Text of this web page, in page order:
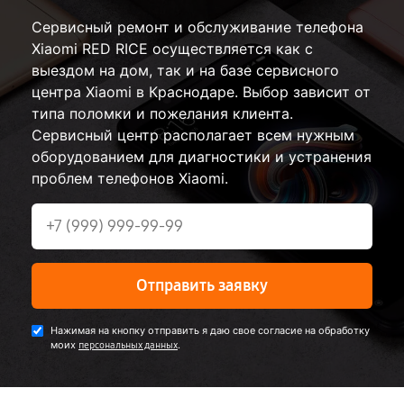
Сервисный ремонт и обслуживание телефона
Xiaomi RED RICE осуществляется как с
выездом на дом, так и на базе сервисного
центра Xiaomi в Краснодаре. Выбор зависит от
типа поломки и пожелания клиента.
Сервисный центр располагает всем нужным
оборудованием для диагностики и устранения
проблем телефонов Xiaomi.
Отправить заявку
Нажимая на кнопку отправить я даю свое согласие на обработку
моих персональных данных.